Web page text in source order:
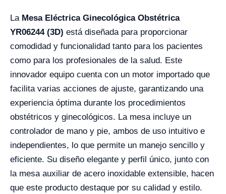
La Mesa Eléctrica Ginecológica Obstétrica
YR06244 (3D) está diseñada para proporcionar
comodidad y funcionalidad tanto para los pacientes
como para los profesionales de la salud. Este
innovador equipo cuenta con un motor importado que
facilita varias acciones de ajuste, garantizando una
experiencia óptima durante los procedimientos
obstétricos y ginecológicos. La mesa incluye un
controlador de mano y pie, ambos de uso intuitivo e
independientes, lo que permite un manejo sencillo y
eficiente. Su diseño elegante y perfil único, junto con
la mesa auxiliar de acero inoxidable extensible, hacen
que este producto destaque por su calidad y estilo.